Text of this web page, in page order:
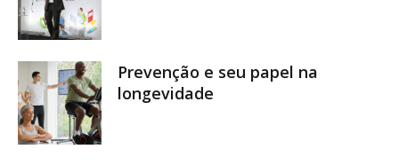
Prevenção e seu papel na
longevidade